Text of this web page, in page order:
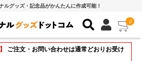
ルグッズ・記念品がかんたんに作成可能！
0
ご注文・お問い合わせは通常どおりお受け